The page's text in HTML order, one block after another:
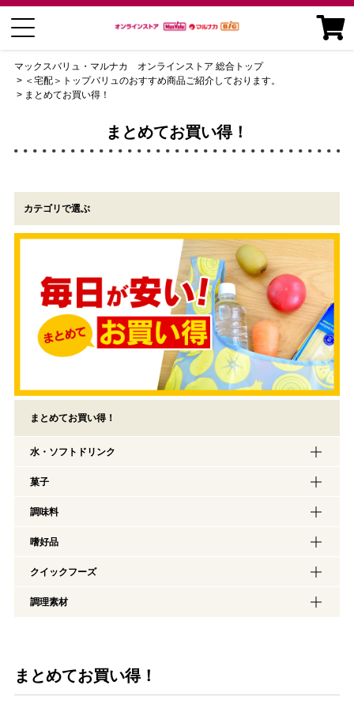
マックスバリュ・マルナカ オンラインストア 総合トップ
＜宅配＞トップバリュのおすすめ商品ご紹介しております。
まとめてお買い得！
まとめてお買い得！
カテゴリで選ぶ
まとめてお買い得！
水・ソフトドリンク
菓子
調味料
嗜好品
クイックフーズ
調理素材
まとめてお買い得！